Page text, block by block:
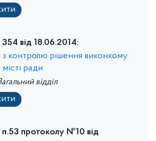
від 18.06.2014:
з контролю рішення виконкому
ради
відділ
протоколу №10 від